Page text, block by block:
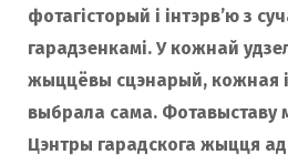
фотагісторый і інтэрв’ю з
гарадзенкамі. У кожнай
жыццёвы сцэнарый, кожная
выбрала сама. Фотавыставу
Цэнтры гарадскога жыцця